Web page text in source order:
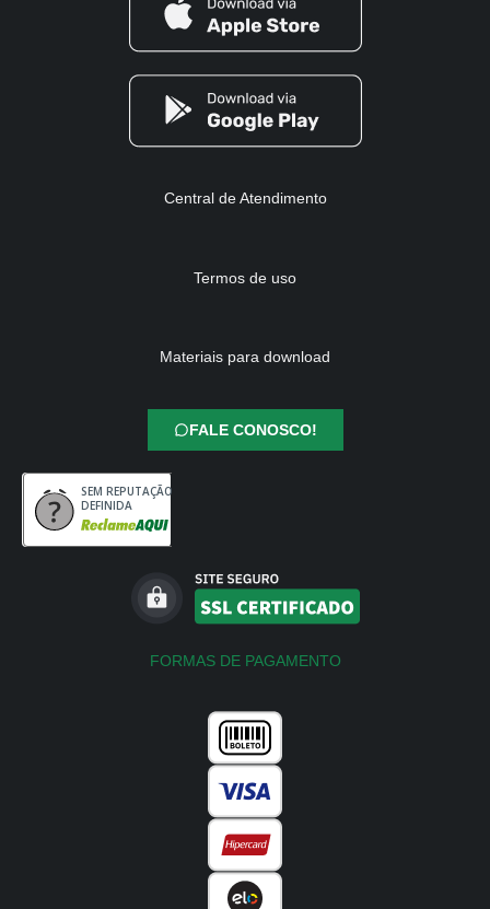
Central de Atendimento
Termos de uso
Materiais para download
FALE CONOSCO!
SEM REPUTAÇÃO
DEFINIDA
FORMAS DE PAGAMENTO